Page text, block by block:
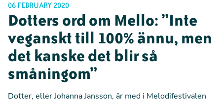
06 FEBRUARY 2020
Dotters ord om Mello: ”Inte
veganskt till 100% ännu, men
det kanske det blir så
småningom”
Dotter, eller Johanna Jansson, är med i Melodifestivalen